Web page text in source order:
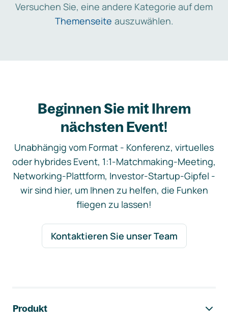
Versuchen Sie, eine andere Kategorie auf dem
Themenseite auszuwählen.
Beginnen Sie mit Ihrem
nächsten Event!
Unabhängig vom Format - Konferenz, virtuelles
oder hybrides Event, 1:1-Matchmaking-Meeting,
Networking-Plattform, Investor-Startup-Gipfel -
wir sind hier, um Ihnen zu helfen, die Funken
fliegen zu lassen!
Kontaktieren Sie unser Team
Produkt